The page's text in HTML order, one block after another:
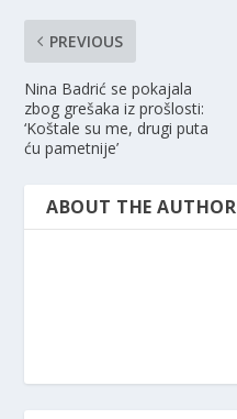
PREVIOUS
Nina Badrić se pokajala
zbog grešaka iz prošlosti:
‘Koštale su me, drugi puta
ću pametnije’
ABOUT THE AUTHOR